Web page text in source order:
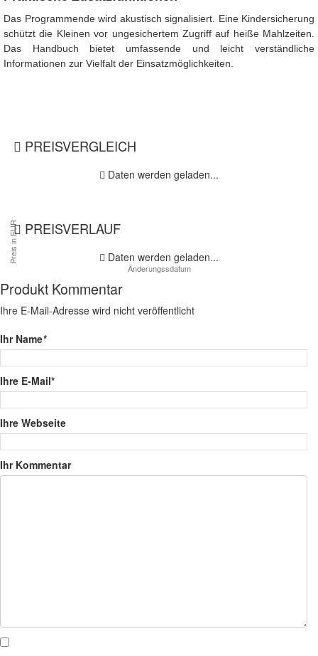
Das Programmende wird akustisch signalisiert. Eine Kindersicherung
schützt die Kleinen vor ungesichertem Zugriff auf heiße Mahlzeiten.
Das Handbuch bietet umfassende und leicht verständliche
Informationen zur Vielfalt der Einsatzmöglichkeiten.
PREISVERGLEICH
Daten werden geladen...
PREISVERLAUF
Daten werden geladen...
Produkt Kommentar
Ihre E-Mail-Adresse wird nicht veröffentlicht
Ihr Name*
Ihre E-Mail*
Ihre Webseite
Ihr Kommentar